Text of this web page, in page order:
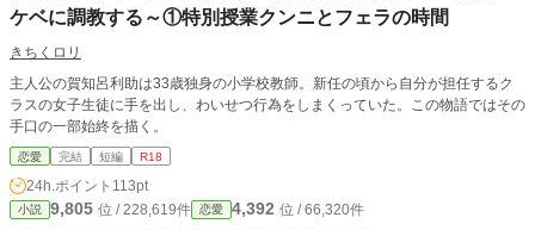
ケベに調教する～①特別授業クンニとフェラの時間
きちくロリ
主人公の賀知呂利助は33歳独身の小学校教師。新任の頃から自分が担任するク
ラスの女子生徒に手を出し、わいせつ行為をしまくっていた。この物語ではその
手口の一部始終を描く。
恋愛 完結 短編 R18
24h.ポイント 113pt
小説 9,805 位 / 228,619件 恋愛 4,392 位 / 66,320件